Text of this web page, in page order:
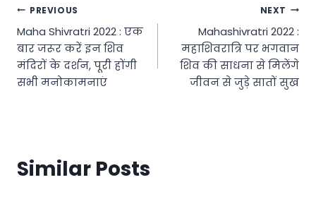
Post
navigation
PREVIOUS
Maha Shivratri 2022 : एक
बार जरूर करें इन शिव
मंदिरों के दर्शन, पूरी होंगी
सभी मनोकामनाएं
NEXT
Mahashivratri 2022 :
महाशिवरात्रि पर भगवान
शिव की साधना से मिलेंगे
जीवन से जुड़े सातों सुख
Similar Posts